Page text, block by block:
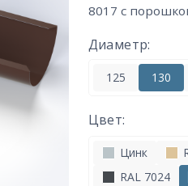
8017 с
Диаметр:
125 130
Цвет:
Цинк
RAL 7024